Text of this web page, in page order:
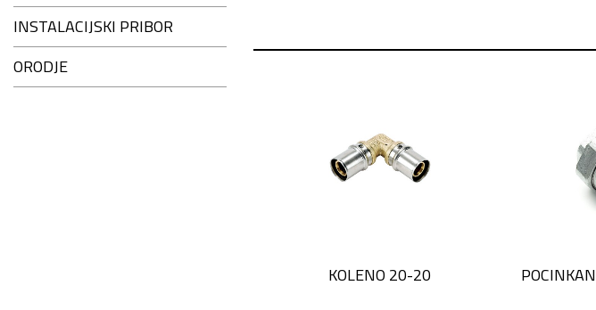
INSTALACIJSKI PRIBOR
ORODJE
KOLENO 20-20